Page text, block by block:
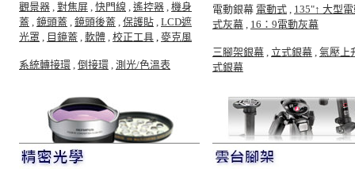
觀景器 , 對焦屏 , 快門線 , 遙控器 , 機身
蓋 , 鏡頭蓋 , 鏡頭後蓋 , 保護貼 , LCD遮
光罩 , 目鏡蓋 , 軟體 , 校正工具 , 麥克風
系統轉接環 , 倒接環 , 測光/色溫表
電動銀幕 電動式 , 135"↑ 大型
式灰幕 , 16：9電動灰幕
三腳架銀幕 , 立式銀幕 , 氣壓上
式銀幕